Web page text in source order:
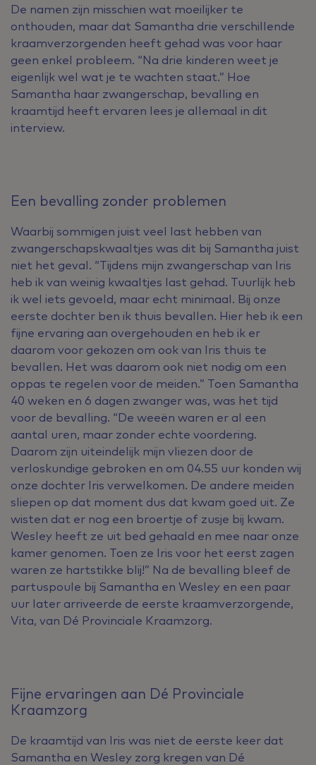
De namen zijn misschien wat moeilijker te
onthouden, maar dat Samantha drie verschillende
kraamverzorgenden heeft gehad was voor haar
geen enkel probleem. “Na drie kinderen weet je
eigenlijk wel wat je te wachten staat.” Hoe
Samantha haar zwangerschap, bevalling en
kraamtijd heeft ervaren lees je allemaal in dit
interview.
Een bevalling zonder problemen
Waarbij sommigen juist veel last hebben van
zwangerschapskwaaltjes was dit bij Samantha juist
niet het geval. “Tijdens mijn zwangerschap van Iris
heb ik van weinig kwaaltjes last gehad. Tuurlijk heb
ik wel iets gevoeld, maar echt minimaal. Bij onze
eerste dochter ben ik thuis bevallen. Hier heb ik een
fijne ervaring aan overgehouden en heb ik er
daarom voor gekozen om ook van Iris thuis te
bevallen. Het was daarom ook niet nodig om een
oppas te regelen voor de meiden.” Toen Samantha
40 weken en 6 dagen zwanger was, was het tijd
voor de bevalling. “De weeën waren er al een
aantal uren, maar zonder echte voordering.
Daarom zijn uiteindelijk mijn vliezen door de
verloskundige gebroken en om 04.55 uur konden wij
onze dochter Iris verwelkomen. De andere meiden
sliepen op dat moment dus dat kwam goed uit. Ze
wisten dat er nog een broertje of zusje bij kwam.
Wesley heeft ze uit bed gehaald en mee naar onze
kamer genomen. Toen ze Iris voor het eerst zagen
waren ze hartstikke blij!” Na de bevalling bleef de
partuspoule bij Samantha en Wesley en een paar
uur later arriveerde de eerste kraamverzorgende,
Vita, van Dé Provinciale Kraamzorg.
Fijne ervaringen aan Dé Provinciale
Kraamzorg
De kraamtijd van Iris was niet de eerste keer dat
Samantha en Wesley zorg kregen van Dé